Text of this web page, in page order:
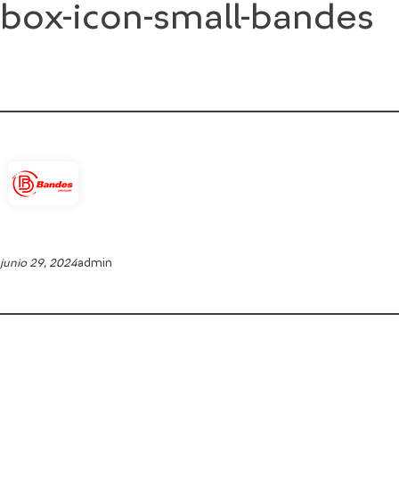
Saltar
albox-icon-small-bandes
junio 29, 2024admin